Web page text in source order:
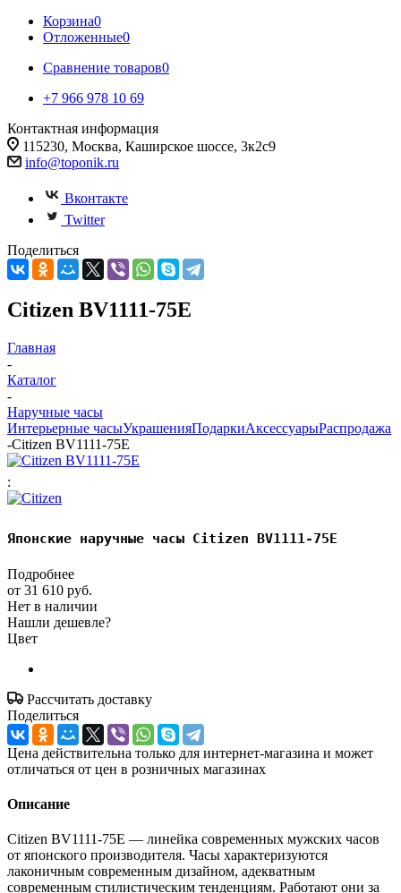
Корзина0
Отложенные0
Сравнение товаров0
+7 966 978 10 69
Контактная информация
115230, Москва, Каширское шоссе, 3к2с9
info@toponik.ru
Вконтакте
Twitter
Поделиться
Citizen BV1111-75E
Главная
-
Каталог
-
Наручные часы
Интерьерные часыУкрашенияПодаркиАксессуарыРаспродажа
-Citizen BV1111-75E
:
Японские наручные часы Citizen BV1111-75E
Подробнее
от 31 610 руб.
Нет в наличии
Нашли дешевле?
Цвет
Рассчитать доставку
Поделиться
Цена действительна только для интернет-магазина и может
отличаться от цен в розничных магазинах
Описание
Citizen BV1111-75E — линейка современных мужских часов
от японского производителя. Часы характеризуются
лаконичным современным дизайном, адекватным
современным стилистическим тенденциям. Работают они за